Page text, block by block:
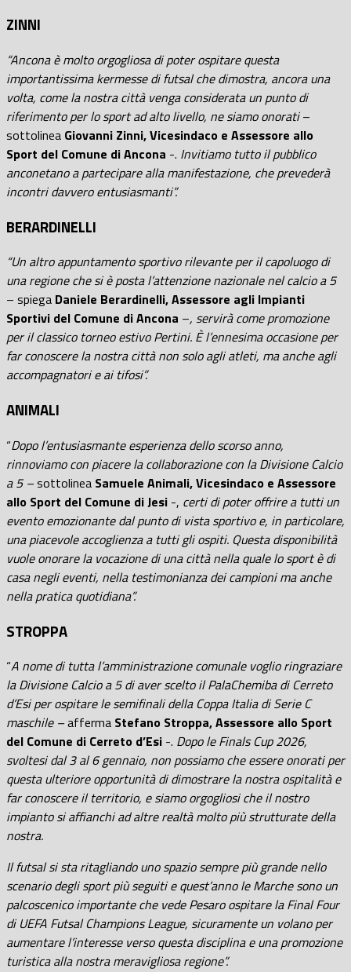
ZINNI
“Ancona è molto orgogliosa di poter ospitare questa
importantissima kermesse di futsal che dimostra, ancora una
volta, come la nostra città venga considerata un punto di
riferimento per lo sport ad alto livello, ne siamo onorati–
sottolinea Giovanni Zinni, Vicesindaco e Assessore allo
Sport del Comune di Ancona -. Invitiamo tutto il pubblico
anconetano a partecipare alla manifestazione, che prevederà
incontri davvero entusiasmanti”.
BERARDINELLI
“Un altro appuntamento sportivo rilevante per il capoluogo di
una regione che si è posta l’attenzione nazionale nel calcio a 5
– spiega Daniele Berardinelli, Assessore agli Impianti
Sportivi del Comune di Ancona –, servirà come promozione
per il classico torneo estivo Pertini. È l’ennesima occasione per
far conoscere la nostra città non solo agli atleti, ma anche agli
accompagnatori e ai tifosi”.
ANIMALI
“Dopo l’entusiasmante esperienza dello scorso anno,
rinnoviamo con piacere la collaborazione con la Divisione Calcio
a 5 –sottolinea Samuele Animali, Vicesindaco e Assessore
allo Sport del Comune di Jesi -, certi di poter offrire a tutti un
evento emozionante dal punto di vista sportivo e, in particolare,
una piacevole accoglienza a tutti gli ospiti. Questa disponibilità
vuole onorare la vocazione di una città nella quale lo sport è di
casa negli eventi, nella testimonianza dei campioni ma anche
nella pratica quotidiana”.
STROPPA
“A nome di tutta l’amministrazione comunale voglio ringraziare
la Divisione Calcio a 5 di aver scelto il PalaChemiba di Cerreto
d’Esi per ospitare le semifinali della Coppa Italia di Serie C
maschile –afferma Stefano Stroppa, Assessore allo Sport
del Comune di Cerreto d’Esi -. Dopo le Finals Cup 2026,
svoltesi dal 3 al 6 gennaio, non possiamo che essere onorati per
questa ulteriore opportunità di dimostrare la nostra ospitalità e
far conoscere il territorio, e siamo orgogliosi che il nostro
impianto si affianchi ad altre realtà molto più strutturate della
nostra.
Il futsal si sta ritagliando uno spazio sempre più grande nello
scenario degli sport più seguiti e quest’anno le Marche sono un
palcoscenico importante che vede Pesaro ospitare la Final Four
di UEFA Futsal Champions League, sicuramente un volano per
aumentare l’interesse verso questa disciplina e una promozione
turistica alla nostra meravigliosa regione”.